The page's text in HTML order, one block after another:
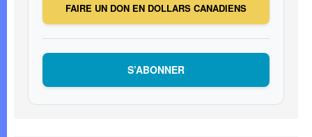
FAIRE UN DON EN DOLLARS CANADIENS
S’ABONNER